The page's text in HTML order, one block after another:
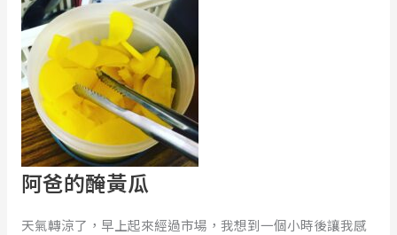
阿爸的醃黃瓜
天氣轉涼了，早上起來經過市場，我想到一個小時後讓我感
爸
的
醃
黃
瓜